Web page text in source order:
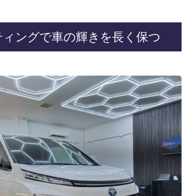
ィングで車の輝きを長く保つ